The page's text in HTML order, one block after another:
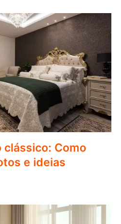
Como
e ideias